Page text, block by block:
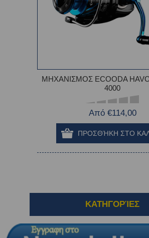
ΜΗΧΑΝΙΣΜΟΣ ECOODA
4000
Από €114,00
ΚΑΤΗΓΟΡΊΕΣ